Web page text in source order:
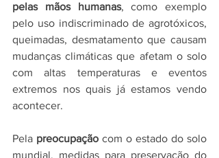
pelas mãos humanas, como exemplo
pelo uso indiscriminado de agrotóxicos,
queimadas, desmatamento que causam
mudanças climáticas que afetam o solo
com altas temperaturas e eventos
extremos nos quais já estamos vendo
acontecer.
Pela preocupação com o estado do solo
mundial, medidas para preservação do